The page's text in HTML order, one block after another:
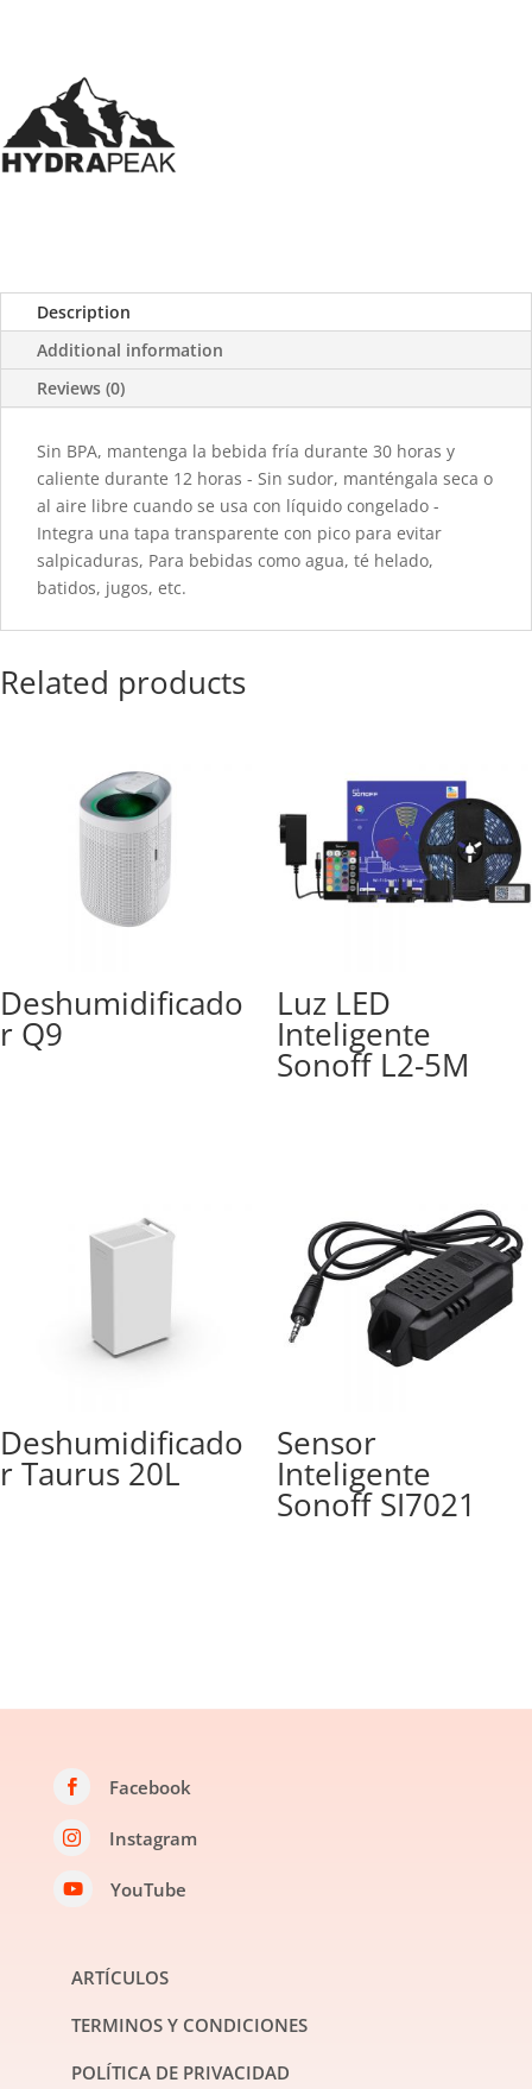
Description
Additional information
Reviews (0)
Sin BPA, mantenga la bebida fría durante 30 horas y
caliente durante 12 horas - Sin sudor, manténgala seca o
al aire libre cuando se usa con líquido congelado -
Integra una tapa transparente con pico para evitar
salpicaduras, Para bebidas como agua, té helado,
batidos, jugos, etc.
Related products
Deshumidificado
r Q9
Luz LED
Inteligente
Sonoff L2-5M
Deshumidificado
r Taurus 20L
Sensor
Inteligente
Sonoff SI7021
 Facebook
 Instagram
 YouTube
ARTÍCULOS
TERMINOS Y CONDICIONES
POLÍTICA DE PRIVACIDAD